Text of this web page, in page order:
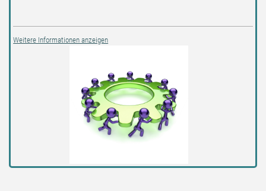
Weitere Informationen anzeigen